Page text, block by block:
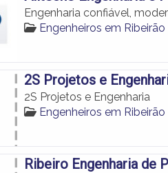
Engenharia confiável,
Engenheiros em Ribeirão
2S Projetos e
2S Projetos e Engenharia
Engenheiros em Ribeirão
Ribeiro Engenharia de